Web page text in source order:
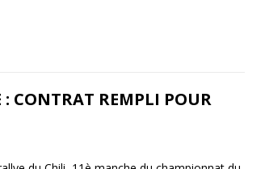
CONTRAT REMPLI POUR